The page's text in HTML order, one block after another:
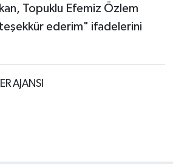
Topuklu Efemiz Özlem
ederim" ifadelerini
AJANSI